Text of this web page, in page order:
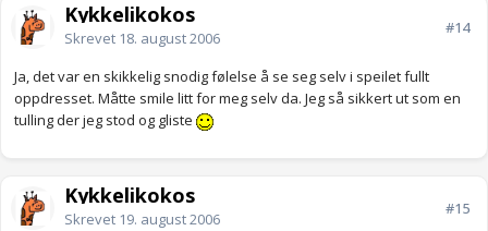
Kykkelikokos
Skrevet 18. august 2006
#14
Ja, det var en skikkelig snodig følelse å se seg selv i speilet fullt
oppdresset. Måtte smile litt for meg selv da. Jeg så sikkert ut som en
tulling der jeg stod og gliste
Kykkelikokos
Skrevet 19. august 2006
#15